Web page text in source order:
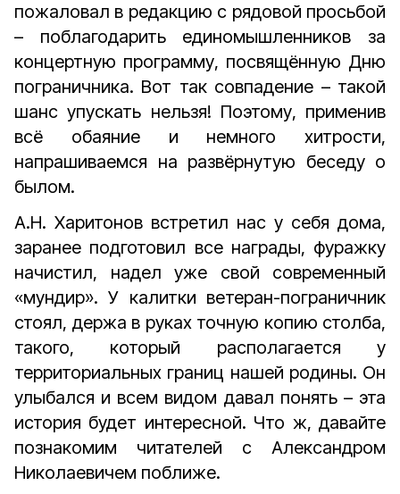
пожаловал в редакцию с рядовой просьбой
– поблагодарить единомышленников за
концертную программу, посвящённую Дню
пограничника. Вот так совпадение – такой
шанс упускать нельзя! Поэтому, применив
всё обаяние и немного хитрости,
напрашиваемся на развёрнутую беседу о
былом.
А.Н. Харитонов встретил нас у себя дома,
заранее подготовил все награды, фуражку
начистил, надел уже свой современный
«мундир». У калитки ветеран-пограничник
стоял, держа в руках точную копию столба,
такого, который располагается у
территориальных границ нашей родины. Он
улыбался и всем видом давал понять – эта
история будет интересной. Что ж, давайте
познакомим читателей с Александром
Николаевичем поближе.